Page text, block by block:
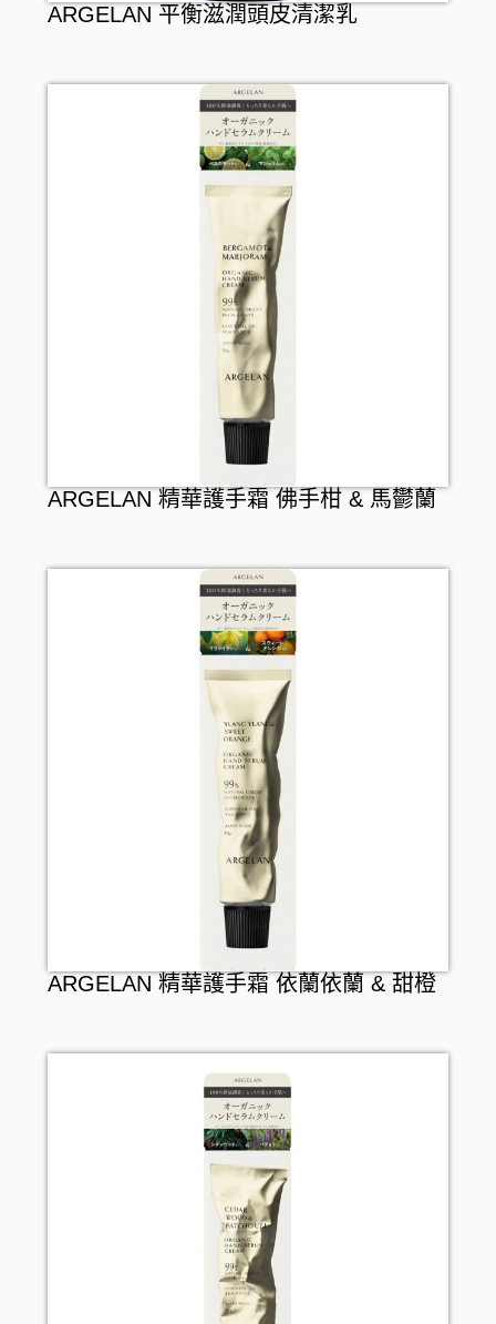
ARGELAN 平衡滋潤頭皮清潔乳
ARGELAN 精華護手霜 佛手柑 & 馬鬱蘭
ARGELAN 精華護手霜 依蘭依蘭 & 甜橙